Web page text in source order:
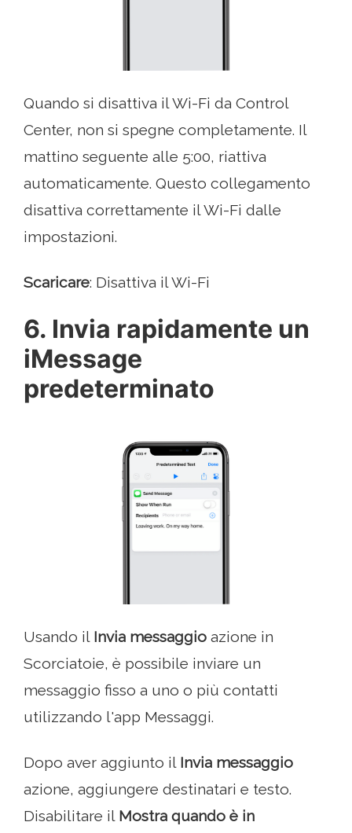
Quando si disattiva il Wi-Fi da Control
Center, non si spegne completamente. Il
mattino seguente alle 5:00, riattiva
automaticamente. Questo collegamento
disattiva correttamente il Wi-Fi dalle
impostazioni.
Scaricare: Disattiva il Wi-Fi
6. Invia rapidamente un
iMessage
predeterminato
Usando il Invia messaggio azione in
Scorciatoie, è possibile inviare un
messaggio fisso a uno o più contatti
utilizzando l'app Messaggi.
Dopo aver aggiunto il Invia messaggio
azione, aggiungere destinatari e testo.
Disabilitare il Mostra quando è in